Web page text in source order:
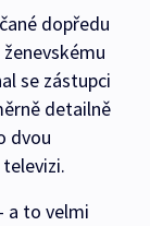
dopředu
se zástupci
detailně
dvou
a to velmi